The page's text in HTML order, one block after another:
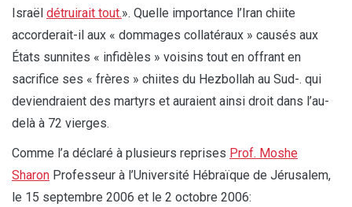
Israël détruirait tout.». Quelle importance l’Iran chiite
accorderait-il aux « dommages collatéraux » causés aux
États sunnites « infidèles » voisins tout en offrant en
sacrifice ses « frères » chiites du Hezbollah au Sud-. qui
deviendraient des martyrs et auraient ainsi droit dans l’au-
delà à 72 vierges.
Comme l’a déclaré à plusieurs reprises Prof. Moshe
Sharon Professeur à l’Université Hébraïque de Jérusalem,
le 15 septembre 2006 et le 2 octobre 2006: